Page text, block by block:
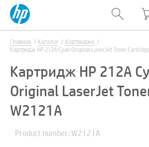
Главная Каталог
Картриджи
Картридж HP 212A Cyan Original LaserJet Toner
Картридж HP 212A
Original LaserJet
W2121A
Product number: W2121A